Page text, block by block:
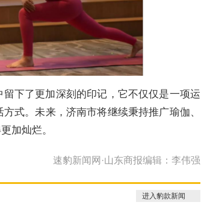
下了更加深刻的印记，它不仅仅是一项运
式。未来，济南市将继续秉持推广瑜伽、
加灿烂。
速豹新闻网·山东商报编辑：李伟强
进入豹款新闻